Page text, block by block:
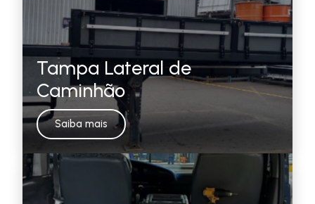
Tampa Lateral de
Caminhão
Saiba mais